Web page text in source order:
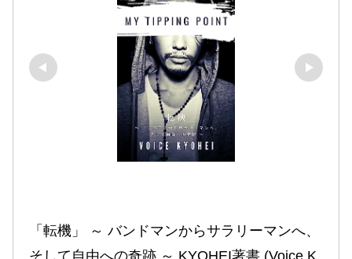
「転機」 ～ バンドマンからサラリーマンへ、